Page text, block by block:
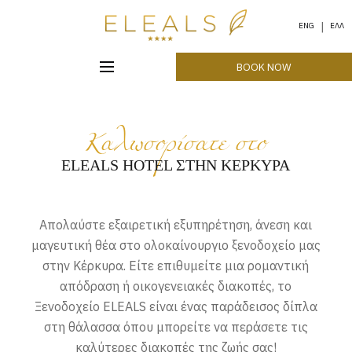
ENG ΕΛΛ
BOOK NOW
Καλωσορίσατε στο
ELEALS HOTEL ΣΤΗΝ ΚΕΡΚΥΡΑ
Απολαύστε εξαιρετική εξυπηρέτηση, άνεση και
μαγευτική θέα στο ολοκαίνουργιο ξενοδοχείο μας
στην Κέρκυρα. Είτε επιθυμείτε μια ρομαντική
απόδραση ή οικογενειακές διακοπές, το
Ξενοδοχείο ELEALS είναι ένας παράδεισος δίπλα
στη θάλασσα όπου μπορείτε να περάσετε τις
καλύτερες διακοπές της ζωής σας!